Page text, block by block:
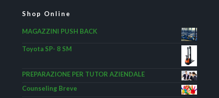
Shop Online
MAGAZZINI PUSH BACK
Toyota SP- 8 SM
PREPARAZIONE PER TUTOR AZIENDALE
Counseling Breve